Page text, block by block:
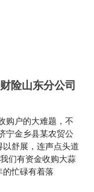
险山东分公司
购户的大难题，不
宁金乡县某农贸公
舒展，连声点头道
们有资金收购大蒜
忙碌有着落